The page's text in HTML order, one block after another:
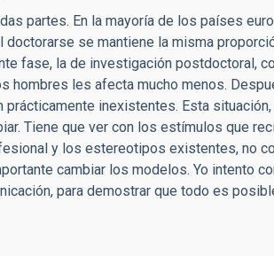
partes. En la mayoría de los países
se mantiene la misma
fase, la de investigación postdoctoral,
hombres les afecta mucho menos.
inexistentes. Esta
Tiene que ver con los estímulos que
y los estereotipos existentes, no
cambiar los modelos. Yo intento
para demostrar que todo es